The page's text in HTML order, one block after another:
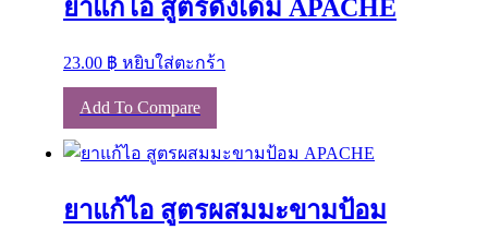
ยาแก้ไอ สูตรดั้งเดิม APACHE
23.00 ฿ หยิบใส่ตะกร้า
Add To Compare
ยาแก้ไอ สูตรผสมมะขามป้อม